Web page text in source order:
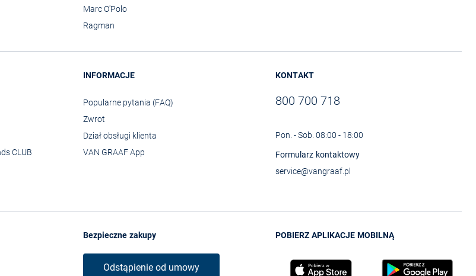
Marc O'Polo
Ragman
CLUB
INFORMACJE
Popularne pytania (FAQ)
Zwrot
Dział obsługi klienta
VAN GRAAF App
KONTAKT
800 700 718
Pon. - Sob. 08:00 - 18:00
Formularz kontaktowy
service@vangraaf.pl
Bezpieczne zakupy
Odstąpienie od umowy
POBIERZ APLIKACJE MOBILNĄ